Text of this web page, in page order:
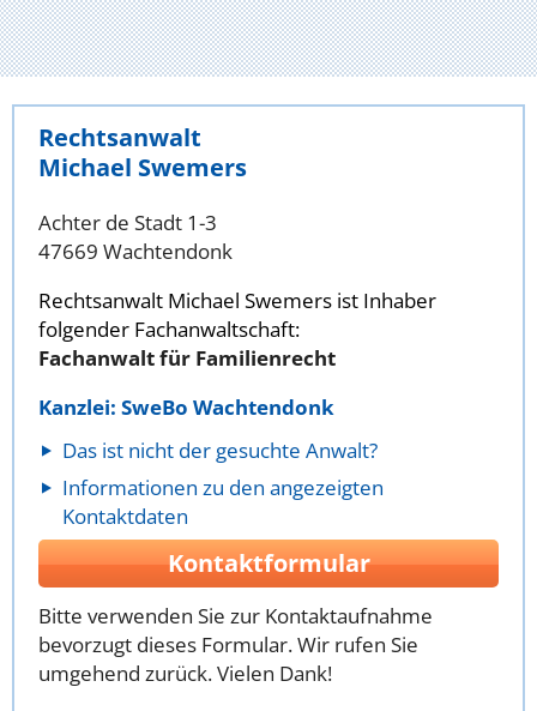
Rechtsanwalt
Michael Swemers
Achter de Stadt 1-3
47669 Wachtendonk
Rechtsanwalt Michael Swemers ist Inhaber
folgender Fachanwaltschaft:
Fachanwalt für Familienrecht
Kanzlei: SweBo Wachtendonk
Das ist nicht der gesuchte Anwalt?
Informationen zu den angezeigten
Kontaktdaten
Kontaktformular
Bitte verwenden Sie zur Kontaktaufnahme
bevorzugt dieses Formular. Wir rufen Sie
umgehend zurück. Vielen Dank!